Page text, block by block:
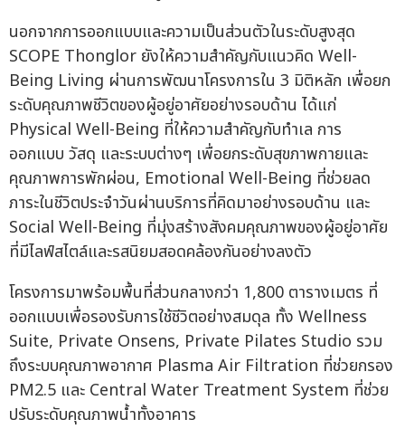
นอกจากการออกแบบและความเป็นส่วนตัวในระดับสูงสุด
SCOPE Thonglor ยังให้ความสำคัญกับแนวคิด Well-
Being Living ผ่านการพัฒนาโครงการใน 3 มิติหลัก เพื่อยก
ระดับคุณภาพชีวิตของผู้อยู่อาศัยอย่างรอบด้าน ได้แก่
Physical Well-Being ที่ให้ความสำคัญกับทำเล การ
ออกแบบ วัสดุ และระบบต่างๆ เพื่อยกระดับสุขภาพกายและ
คุณภาพการพักผ่อน, Emotional Well-Being ที่ช่วยลด
ภาระในชีวิตประจำวันผ่านบริการที่คิดมาอย่างรอบด้าน และ
Social Well-Being ที่มุ่งสร้างสังคมคุณภาพของผู้อยู่อาศัย
ที่มีไลฟ์สไตล์และรสนิยมสอดคล้องกันอย่างลงตัว
โครงการมาพร้อมพื้นที่ส่วนกลางกว่า 1,800 ตารางเมตร ที่
ออกแบบเพื่อรองรับการใช้ชีวิตอย่างสมดุล ทั้ง Wellness
Suite, Private Onsens, Private Pilates Studio รวม
ถึงระบบคุณภาพอากาศ Plasma Air Filtration ที่ช่วยกรอง
PM2.5 และ Central Water Treatment System ที่ช่วย
ปรับระดับคุณภาพน้ำทั้งอาคาร